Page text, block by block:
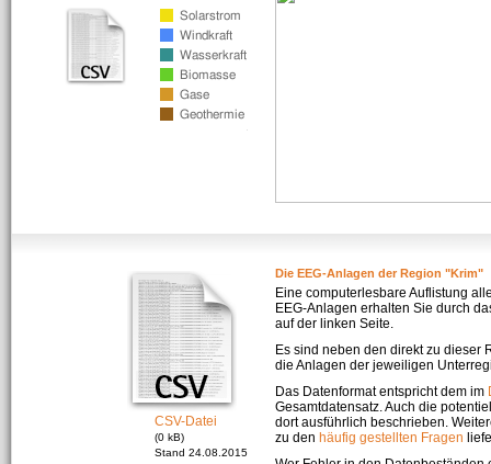
CSV-Datei
(0 kB)
Stand 24.08.2015
Die EEG-Anlagen der Region "Krim"
Eine computerlesbare Auflistung
EEG-Anlagen erhalten Sie durch
auf der linken Seite.
Es sind neben den direkt zu dieser
die Anlagen der jeweiligen
Das Datenformat entspricht dem im
Gesamtdatensatz. Auch die
dort ausführlich beschrieben.
zu den häufig gestellten Fragen